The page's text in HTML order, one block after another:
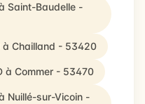
Saint-Baudelle -
à Chailland - 53420
à Commer - 53470
Nuillé-sur-Vicoin -